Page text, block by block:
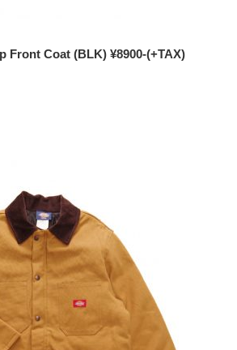
Front Coat (BLK) ¥8900-(+TAX)